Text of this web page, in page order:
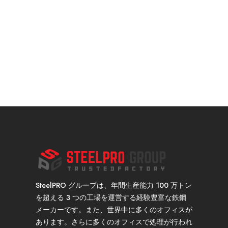
SteelPRO グループは、年間生産能力 100 万トン
を超える 3 つの工場を運営する経験豊富な鉄鋼
メーカーです。また、世界中に多くのオフィスが
あります。さらに多くのオフィスで処理が行われ